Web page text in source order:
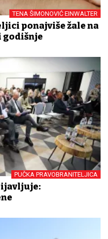
TENA ŠIMONOVIĆ EINWALTER
ponajviše žale na
godišnje
PUČKA PRAVOBRANITELJICA